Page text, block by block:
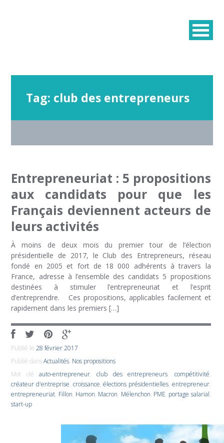
Tag: club des entrepreneurs
Entrepreneuriat : 5 propositions
aux candidats pour que les
Français deviennent acteurs de
leurs activités
À moins de deux mois du premier tour de l’élection
présidentielle de 2017, le Club des Entrepreneurs, réseau
fondé en 2005 et fort de 18 000 adhérents à travers la
France, adresse à l’ensemble des candidats 5 propositions
destinées à stimuler l’entrepreneuriat et l’esprit
d’entreprendre. Ces propositions, applicables facilement et
rapidement dans les premiers […]
Publié le28 février 2017
Publié dansActualités, Nos propositions
Mot cléauto-entrepreneur,club des entrepreneurs, compétitivité,
créateur d'entreprise, croissance,élections présidentielles, entrepreneur,
entrepreneuriat, Fillon, Hamon, Macron, Mélenchon, PME, portage salarial,
start-up